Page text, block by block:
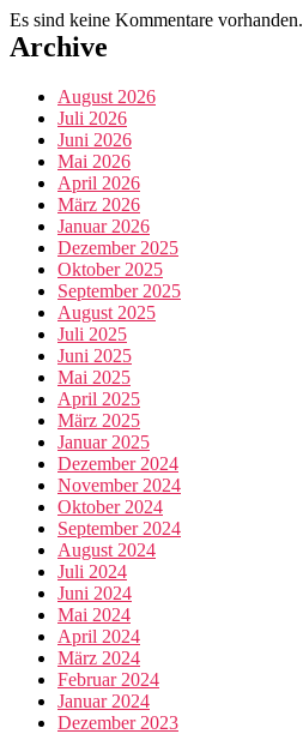
Es sind keine Kommentare vorhanden.
Archive
August 2026
Juli 2026
Juni 2026
Mai 2026
April 2026
März 2026
Januar 2026
Dezember 2025
Oktober 2025
September 2025
August 2025
Juli 2025
Juni 2025
Mai 2025
April 2025
März 2025
Januar 2025
Dezember 2024
November 2024
Oktober 2024
September 2024
August 2024
Juli 2024
Juni 2024
Mai 2024
April 2024
März 2024
Februar 2024
Januar 2024
Dezember 2023